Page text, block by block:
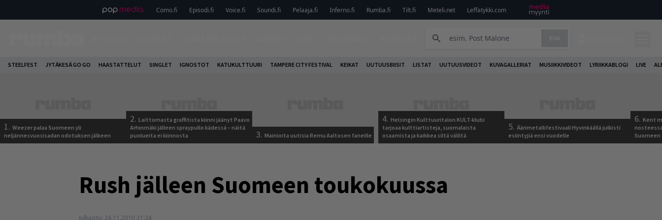
Como.fi Episodi.fi Voice.fi Soundi.fi Pelaaja.fi Inferno.fi Rumba.fi Tilt.fi Meteli.net Leffatykki.com
STEELFEST JYTÄKESÄ GO GO HAASTATTELUT SINGLET IGNOSTOT KATUKULTTUURI TAMPERE CITY FESTIVAL KEIKAT UUTUUSBIISIT LISTAT UUTUUSVIDEOT KUVAGALLERIAT MUSIIKKIVIDEOT LYRIIKKABLOGI LIVE
1. Weezer palaa Suomeen yli
neljännesvuosisadan odotuksen jälkeen
2. Laittomasta graffitista kiinni jäänyt Paavo
Arhinmäki jälleen spraypullo kädessä – näitä
puolueita ei kiinnosta
3. Mainioita uutisia Remu Aaltosen faneille
4. Helsingin Kulttuuritalon KULT-klubi
tarjoaa kulttiartisteja, suomalaista
osaamista ja kaikkea siltä väliltä
5. Äärimetallifestivaali Hyvinkäällä julkisti
esiintyjiä ensi vuodelle
6. Kent
Suomeen
Rush jälleen Suomeen toukokuussa
Julkaistu: 24.11.2010 21:24